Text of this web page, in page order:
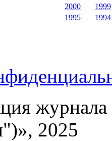
2000
1999
1995
1994
2025